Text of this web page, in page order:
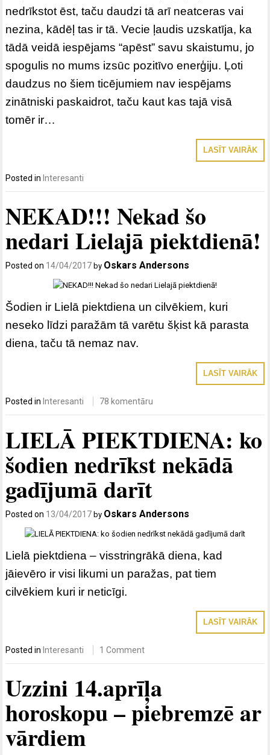
nedrīkstot ēst, taču daudzi tā arī neatceras vai
nezina, kādēļ tas ir tā. Vecie ļaudis uzskatīja, ka
tādā veidā iespējams “apēst” savu skaistumu, jo
spogulis no mums izsūc pozitīvo enerģiju. Ļoti
daudzus no šiem ticējumiem nav iespējams
zinātniski paskaidrot, taču kaut kas tajā visā
tomēr ir…
LASĪT VAIRĀK
Posted in Interesanti
NEKAD!!! Nekad šo
nedari Lielajā piektdienā!
Posted on 14/04/2017 by Oskars Andersons
Šodien ir Lielā piektdiena un cilvēkiem, kuri
neseko līdzi paražām tā varētu šķist kā parasta
diena, taču tā nemaz nav.
LASĪT VAIRĀK
Posted in Interesanti 78 komentāru
LIELĀ PIEKTDIENA: ko
šodien nedrīkst nekādā
gadījumā darīt
Posted on 13/04/2017 by Oskars Andersons
Lielā piektdiena – visstringrākā diena, kad
jāievēro ir visi likumi un paražas, pat tiem
cilvēkiem kuri ir neticīgi.
LASĪT VAIRĀK
Posted in Interesanti 1 Comment
Uzzini 14.aprīļa
horoskopu – piebremzē ar
vārdiem